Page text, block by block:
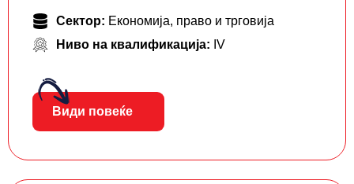
Сектор: Економија, право и трговија
Ниво на квалификација: IV
Види повеќе